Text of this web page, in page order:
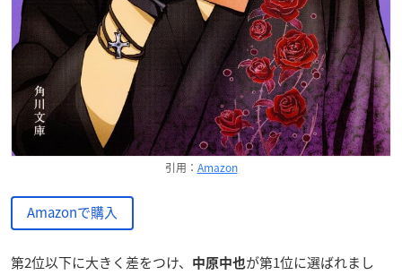
引用： Amazon
Amazonで購入
第2位以下に大きく差をつけ、 中原中也が第1位に選ばれまし